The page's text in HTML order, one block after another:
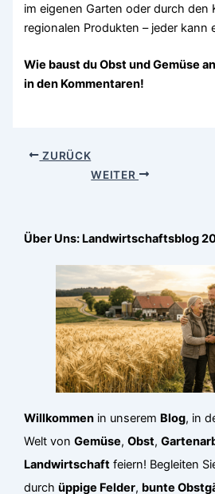
im eigenen Garten oder durch den
regionalen Produkten – jeder kann
Wie baust du Obst und Gemüse
in den Kommentaren!
ZURÜCK
WEITER
Über Uns: Landwirtschaftsblog
Willkommen in unserem Blog, in
Welt vonGemüse,Obst,
Landwirtschaft feiern! Begleiten
durchüppige Felder, bunte